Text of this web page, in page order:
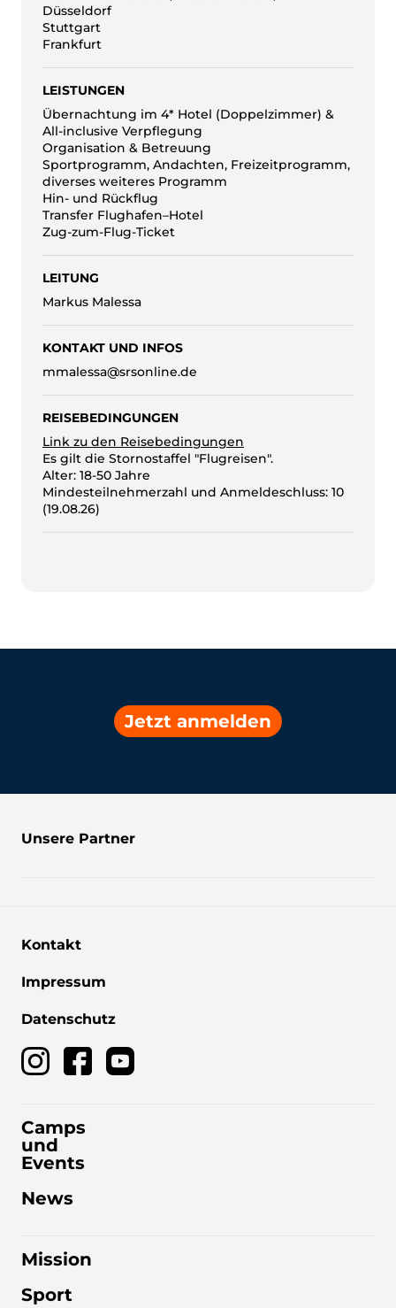
Düsseldorf
Stuttgart
Frankfurt
LEISTUNGEN
Übernachtung im 4* Hotel (Doppelzimmer) &
All-inclusive Verpflegung
Organisation & Betreuung
Sportprogramm, Andachten, Freizeitprogramm,
diverses weiteres Programm
Hin- und Rückflug
Transfer Flughafen–Hotel
Zug-zum-Flug-Ticket
LEITUNG
Markus Malessa
KONTAKT UND INFOS
mmalessa@srsonline.de
REISEBEDINGUNGEN
Link zu den Reisebedingungen
Es gilt die Stornostaffel "Flugreisen".
Alter: 18-50 Jahre
Mindesteilnehmerzahl und Anmeldeschluss: 10
(19.08.26)
Jetzt anmelden
Unsere Partner
Kontakt
Impressum
Datenschutz
Camps
und
Events
News
Mission
Sport